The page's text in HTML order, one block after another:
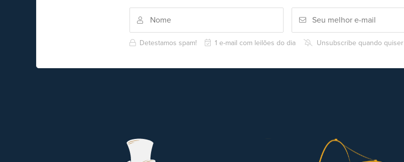
Detestamos spam! 1 e-mail com leilões do dia Unsubscribe quando quiser